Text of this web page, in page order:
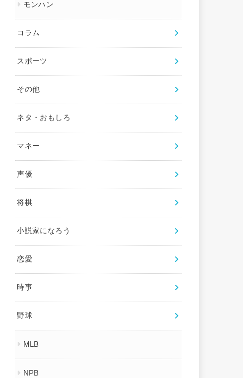
モンハン
コラム
スポーツ
その他
ネタ・おもしろ
マネー
声優
将棋
小説家になろう
恋愛
時事
野球
MLB
NPB